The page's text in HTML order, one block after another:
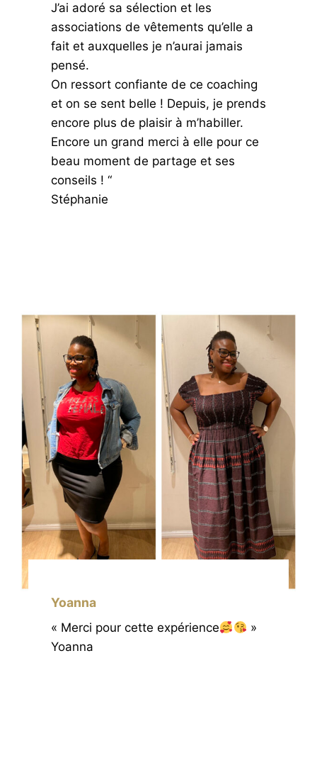
J’ai adoré sa sélection et les
associations de vêtements qu’elle a
fait et auxquelles je n’aurai jamais
pensé.
On ressort confiante de ce coaching
et on se sent belle ! Depuis, je prends
encore plus de plaisir à m’habiller.
Encore un grand merci à elle pour ce
beau moment de partage et ses
conseils ! “
Stéphanie
Yoanna
« Merci pour cette expérience
»
Yoanna